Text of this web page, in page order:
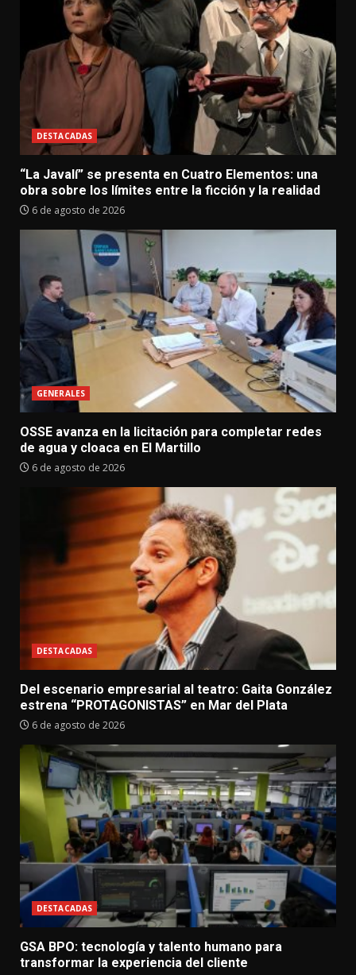
DESTACADAS
“La Javalí” se presenta en Cuatro Elementos: una
obra sobre los límites entre la ficción y la realidad
6 de agosto de 2026
GENERALES
OSSE avanza en la licitación para completar redes
de agua y cloaca en El Martillo
6 de agosto de 2026
DESTACADAS
Del escenario empresarial al teatro: Gaita González
estrena “PROTAGONISTAS” en Mar del Plata
6 de agosto de 2026
DESTACADAS
GSA BPO: tecnología y talento humano para
transformar la experiencia del cliente